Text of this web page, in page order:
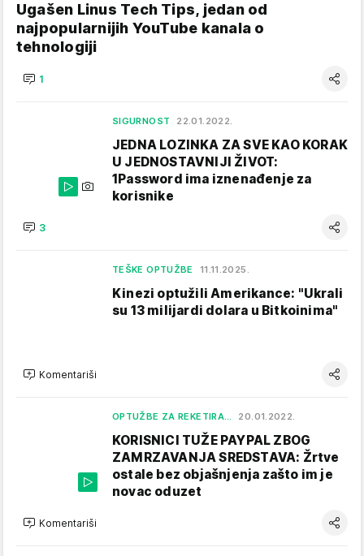
Ugašen Linus Tech Tips, jedan od
najpopularnijih YouTube kanala o
tehnologiji
1
SIGURNOST 22.01.2022.
JEDNA LOZINKA ZA SVE KAO KORAK
U JEDNOSTAVNIJI ŽIVOT:
1Password ima iznenađenje za
korisnike
3
TEŠKE OPTUŽBE 11.11.2025.
Kinezi optužili Amerikance: "Ukrali
su 13 milijardi dolara u Bitkoinima"
Komentariši
OPTUŽBE ZA REKETIRA… 20.01.2022.
KORISNICI TUŽE PAYPAL ZBOG
ZAMRZAVANJA SREDSTAVA: Žrtve
ostale bez objašnjenja zašto im je
novac oduzet
Komentariši